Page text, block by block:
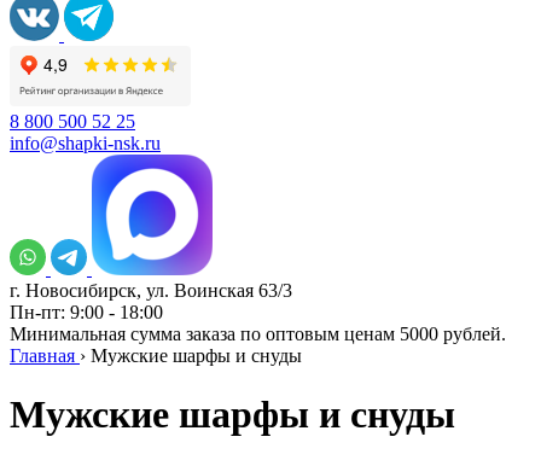
8 800 500 52 25
info@shapki-nsk.ru
г. Новосибирск, ул. Воинская 63/3
Пн-пт: 9:00 - 18:00
Минимальная сумма заказа по оптовым ценам 5000 рублей.
Главная › Мужские шарфы и снуды
Мужские шарфы и снуды